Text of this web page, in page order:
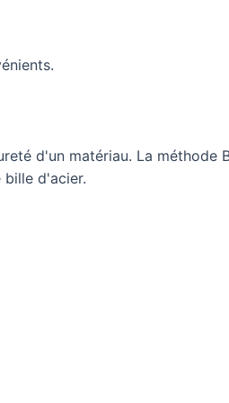
d'un matériau. La méthode
bille d'acier.